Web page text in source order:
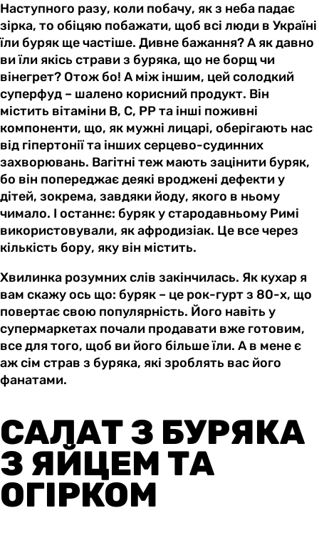
Наступного разу, коли побачу, як з неба падає
зірка, то обіцяю побажати, щоб всі люди в Україні
їли буряк ще частіше. Дивне бажання? А як давно
ви їли якісь страви з буряка, що не борщ чи
вінегрет? Отож бо! А між іншим, цей солодкий
суперфуд – шалено корисний продукт. Він
містить вітаміни В, С, РР та інші поживні
компоненти, що, як мужні лицарі, оберігають нас
від гіпертонії та інших серцево-судинних
захворювань. Вагітні теж мають зацінити буряк,
бо він попереджає деякі вроджені дефекти у
дітей, зокрема, завдяки йоду, якого в ньому
чимало. І останнє: буряк у стародавньому Римі
використовували, як афродизіак. Це все через
кількість бору, яку він містить.
Хвилинка розумних слів закінчилась. Як кухар я
вам скажу ось що: буряк – це рок-гурт з 80-х, що
повертає свою популярність. Його навіть у
супермаркетах почали продавати вже готовим,
все для того, щоб ви його більше їли. А в мене є
аж сім страв з буряка, які зроблять вас його
фанатами.
САЛАТ З БУРЯКА
З ЯЙЦЕМ ТА
ОГІРКОМ